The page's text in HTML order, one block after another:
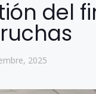
del
2025